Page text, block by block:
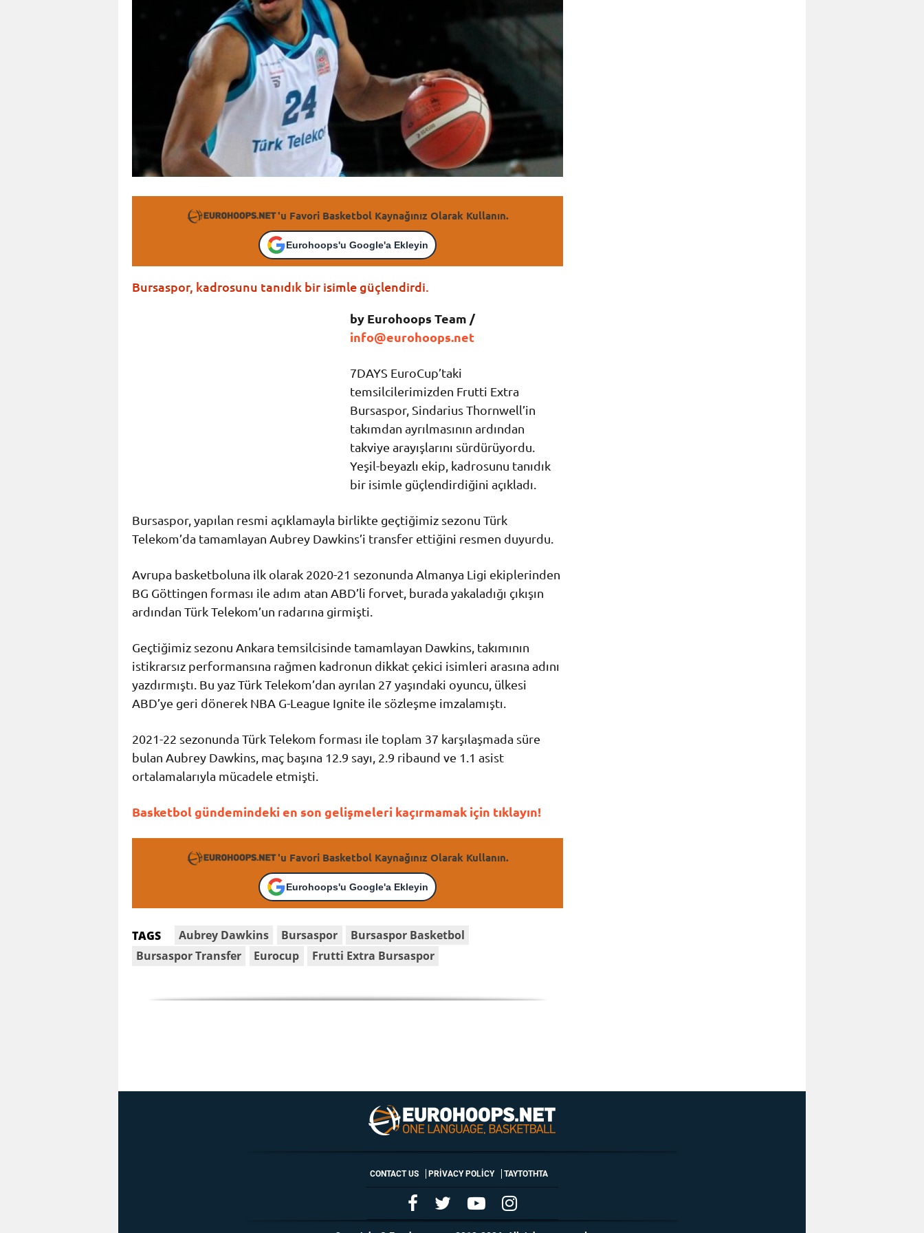
'u Favori Basketbol Kaynağınız Olarak Kullanın.
Eurohoops'u Google'a Ekleyin
Bursaspor, kadrosunu tanıdık bir isimle güçlendirdi.
by Eurohoops Team /
info@eurohoops.net
7DAYS EuroCup’taki
temsilcilerimizden Frutti Extra
Bursaspor, Sindarius Thornwell’in
takımdan ayrılmasının ardından
takviye arayışlarını sürdürüyordu.
Yeşil-beyazlı ekip, kadrosunu tanıdık
bir isimle güçlendirdiğini açıkladı.
Bursaspor, yapılan resmi açıklamayla birlikte geçtiğimiz sezonu Türk
Telekom’da tamamlayan Aubrey Dawkins’i transfer ettiğini resmen duyurdu.
Avrupa basketboluna ilk olarak 2020-21 sezonunda Almanya Ligi ekiplerinden
BG Göttingen forması ile adım atan ABD’li forvet, burada yakaladığı çıkışın
ardından Türk Telekom’un radarına girmişti.
Geçtiğimiz sezonu Ankara temsilcisinde tamamlayan Dawkins, takımının
istikrarsız performansına rağmen kadronun dikkat çekici isimleri arasına adını
yazdırmıştı. Bu yaz Türk Telekom’dan ayrılan 27 yaşındaki oyuncu, ülkesi
ABD’ye geri dönerek NBA G-League Ignite ile sözleşme imzalamıştı.
2021-22 sezonunda Türk Telekom forması ile toplam 37 karşılaşmada süre
bulan Aubrey Dawkins, maç başına 12.9 sayı, 2.9 ribaund ve 1.1 asist
ortalamalarıyla mücadele etmişti.
Basketbol gündemindeki en son gelişmeleri kaçırmamak için tıklayın!
'u Favori Basketbol Kaynağınız Olarak Kullanın.
Eurohoops'u Google'a Ekleyin
TAGS Aubrey Dawkins Bursaspor
Bursaspor Basketbol
Bursaspor Transfer
Eurocup Frutti Extra Bursaspor
CONTACT US PRIVACY POLICY ΤΑΥΤΟΤΗΤΑ